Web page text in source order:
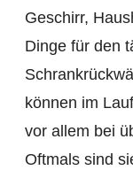
Geschirr,
Dinge für den
können im
vor allem bei
Oftmals sind